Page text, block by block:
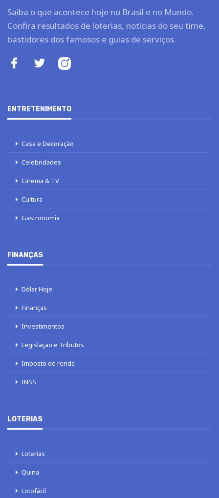
Saiba o que acontece hoje no Brasil e no Mundo.
Confira resultados de loterias, notícias do seu time,
bastidores dos famosos e guias de serviços.
ENTRETENIMENTO
Casa e Decoração
Celebridades
Cinema & TV
Cultura
Gastronomia
FINANÇAS
Dólar Hoje
Finanças
Investimentos
Legislação e Tributos
Imposto de renda
INSS
LOTERIAS
Loterias
Quina
Lotofácil